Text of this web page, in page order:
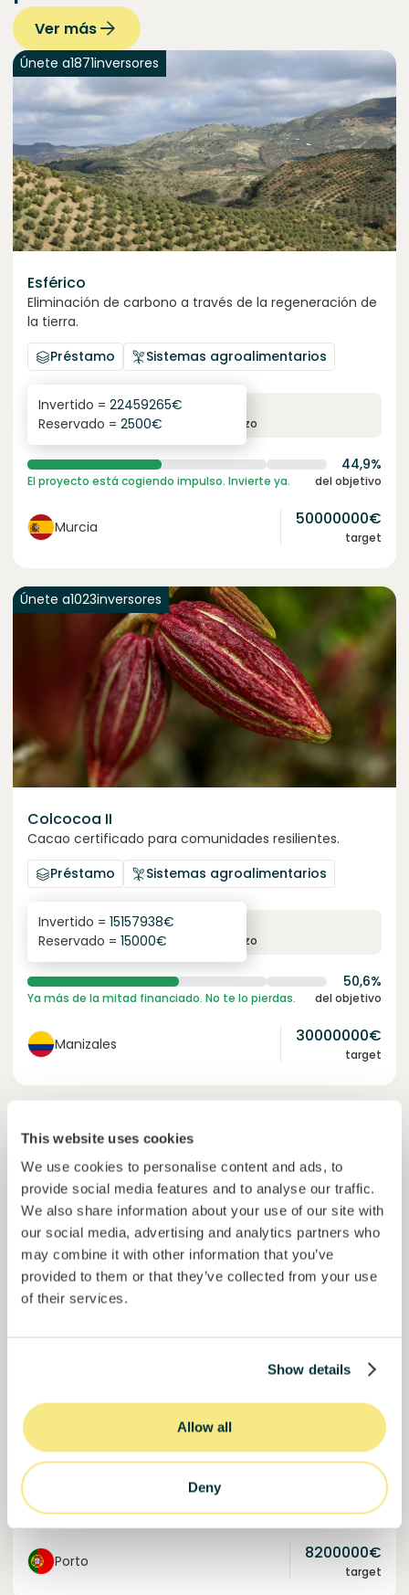
This website uses cookies
We use cookies to personalise content and ads, to
provide social media features and to analyse our traffic.
We also share information about your use of our site with
our social media, advertising and analytics partners who
may combine it with other information that you’ve
provided to them or that they’ve collected from your use
of their services.
Show details
Allow all
Deny
Ver más
Únete a1871inversores
Esférico
Eliminación de carbono a través de la regeneración de
la tierra.
Préstamo
Sistemas agroalimentarios
6.3%
interés anual plazo
Invertido = 22459265€
Reservado = 2500€
44,9%
El proyecto está cogiendo impulso. Invierte ya. del objetivo
Murcia 50000000€
target
Únete a1023inversores
Colcocoa II
Cacao certificado para comunidades resilientes.
Préstamo
Sistemas agroalimentarios
6.1%
interés anual plazo
Invertido = 15157938€
Reservado = 15000€
50,6%
Ya más de la mitad financiado. No te lo pierdas. del objetivo
Manizales 30000000€
target
interés anual plazo
Reservado = 0€
100%
Financiado. Únete a la lista de espera. del objetivo
Porto 8200000€
target